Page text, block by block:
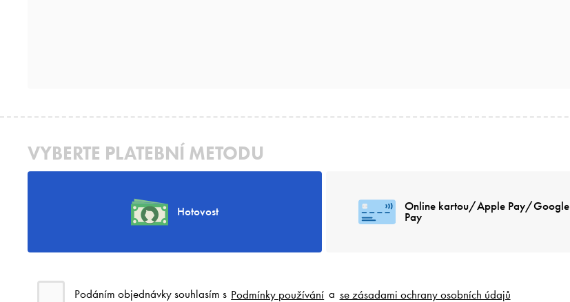
VYBERTE PLATEBNÍ METODU
Hotovost Online kartou/Apple Pay/Google
Pay
Podáním objednávky souhlasím s Podmínky používání a se zásadami ochrany osobních údajů